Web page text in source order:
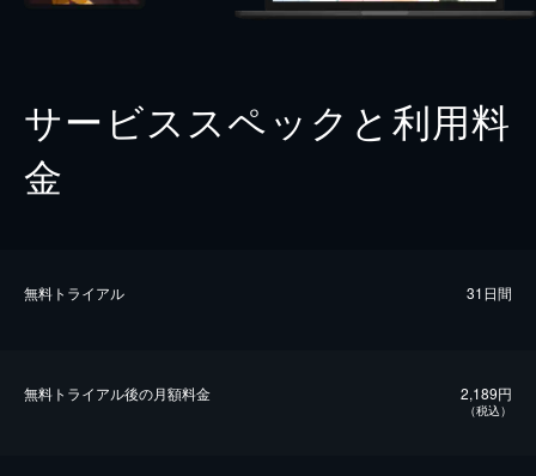
サービススペックと利用料
金
無料トライアル 31日間
無料トライアル後の⽉額料金 2,189円
（税込）